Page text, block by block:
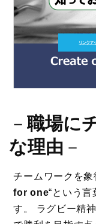
－職場に
な理由 －
チームワークを象
for one“という
す。 ラグビー精